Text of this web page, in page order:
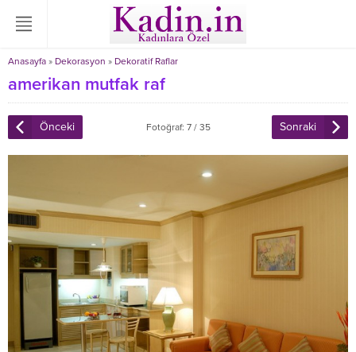
Anasayfa » Dekorasyon » Dekoratif Raflar
amerikan mutfak raf
Önceki Fotoğraf: 7 / 35 Sonraki